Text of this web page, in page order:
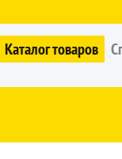
Каталог товаров